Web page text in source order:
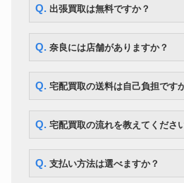
ホルン
ユーフォニアム ウィルソン TA-2900
Q. 出張買取は無料ですか？
Q. 奈良には店舗がありますか？
Q. 宅配買取の送料は自己負担です
Q. 宅配買取の流れを教えてくださ
Q. 支払い方法は選べますか？